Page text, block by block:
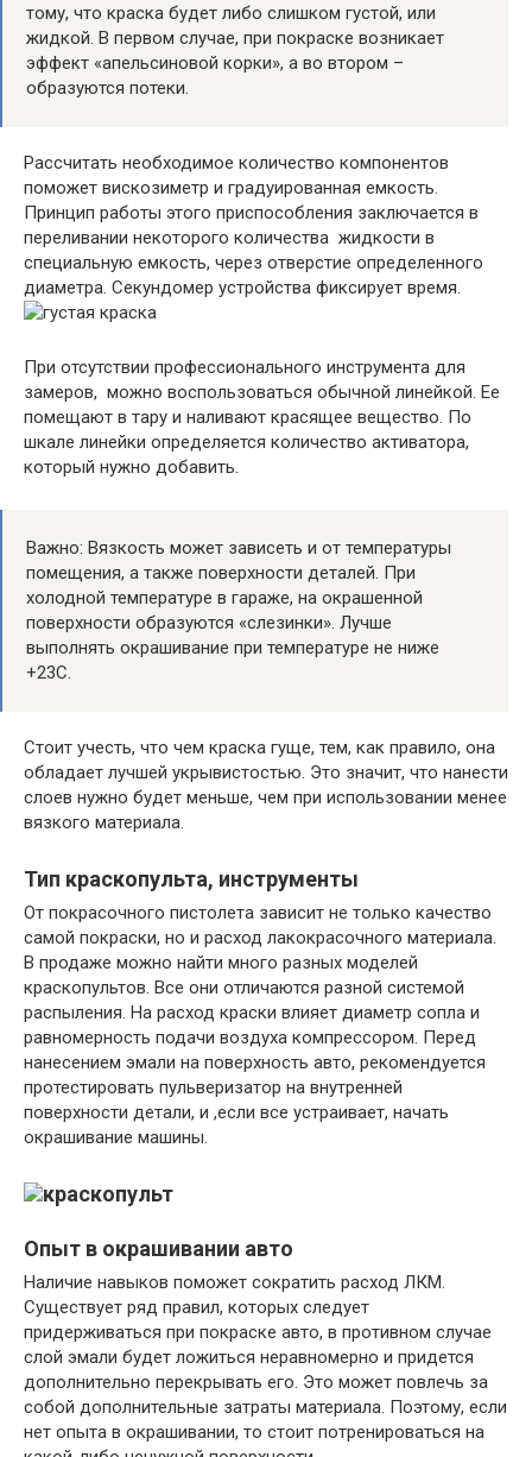
тому, что краска будет либо слишком густой, или
жидкой. В первом случае, при покраске возникает
эффект «апельсиновой корки», а во втором –
образуются потеки.
Рассчитать необходимое количество компонентов
поможет вискозиметр и градуированная емкость.
Принцип работы этого приспособления заключается в
переливании некоторого количества жидкости в
специальную емкость, через отверстие определенного
диаметра. Секундомер устройства фиксирует время.
При отсутствии профессионального инструмента для
замеров, можно воспользоваться обычной линейкой. Ее
помещают в тару и наливают красящее вещество. По
шкале линейки определяется количество активатора,
который нужно добавить.
Важно: Вязкость может зависеть и от температуры
помещения, а также поверхности деталей. При
холодной температуре в гараже, на окрашенной
поверхности образуются «слезинки». Лучше
выполнять окрашивание при температуре не ниже
+23С.
Стоит учесть, что чем краска гуще, тем, как правило, она
обладает лучшей укрывистостью. Это значит, что нанести
слоев нужно будет меньше, чем при использовании менее
вязкого материала.
Тип краскопульта, инструменты
От покрасочного пистолета зависит не только качество
самой покраски, но и расход лакокрасочного материала.
В продаже можно найти много разных моделей
краскопультов. Все они отличаются разной системой
распыления. На расход краски влияет диаметр сопла и
равномерность подачи воздуха компрессором. Перед
нанесением эмали на поверхность авто, рекомендуется
протестировать пульверизатор на внутренней
поверхности детали, и ,если все устраивает, начать
окрашивание машины.
Опыт в окрашивании авто
Наличие навыков поможет сократить расход ЛКМ.
Существует ряд правил, которых следует
придерживаться при покраске авто, в противном случае
слой эмали будет ложиться неравномерно и придется
дополнительно перекрывать его. Это может повлечь за
собой дополнительные затраты материала. Поэтому, если
нет опыта в окрашивании, то стоит потренироваться на